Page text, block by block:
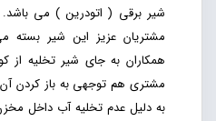
شیر برقی ( اتودرین ) می
مشتریان عزیز این شیر بسته
همکاران به جای شیر تخلیه از
مشتری هم توجهی به باز کردن
به دلیل عدم تخلیه آب داخل